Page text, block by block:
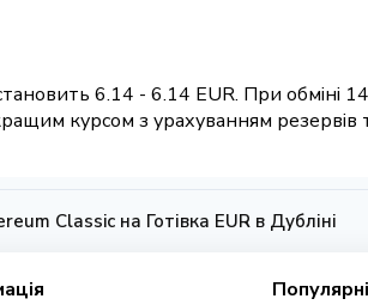
6.14 - 6.14 EUR. При обміні
курсом з урахуванням резервів
Classic на Готівка EUR в Дубліні